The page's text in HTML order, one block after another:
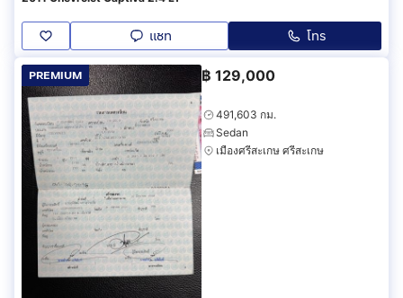
แชท โทร
PREMIUM ฿ 129,000
491,603 กม.
Sedan
เมืองศรีสะเกษ ศรีสะเกษ